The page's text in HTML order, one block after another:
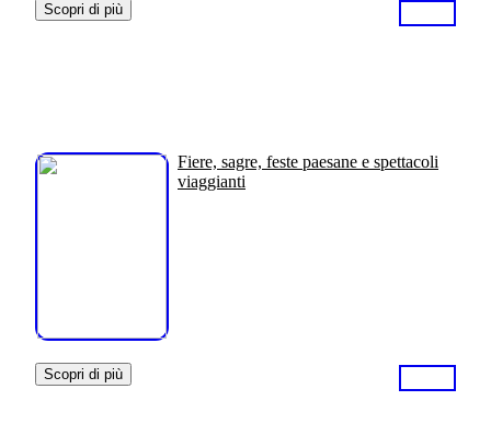
Scopri di più
Fiere, sagre, feste paesane e spettacoli
viaggianti
Scopri di più